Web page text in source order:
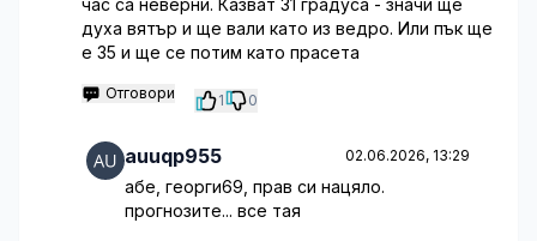
час са неверни. Казват 31 градуса - значи ще
духа вятър и ще вали като из ведро. Или пък ще
е 35 и ще се потим като прасета
Отговори 1 0
auuqp955 02.06.2026, 13:29
абе, георги69, прав си нацяло.
прогнозите... все тая